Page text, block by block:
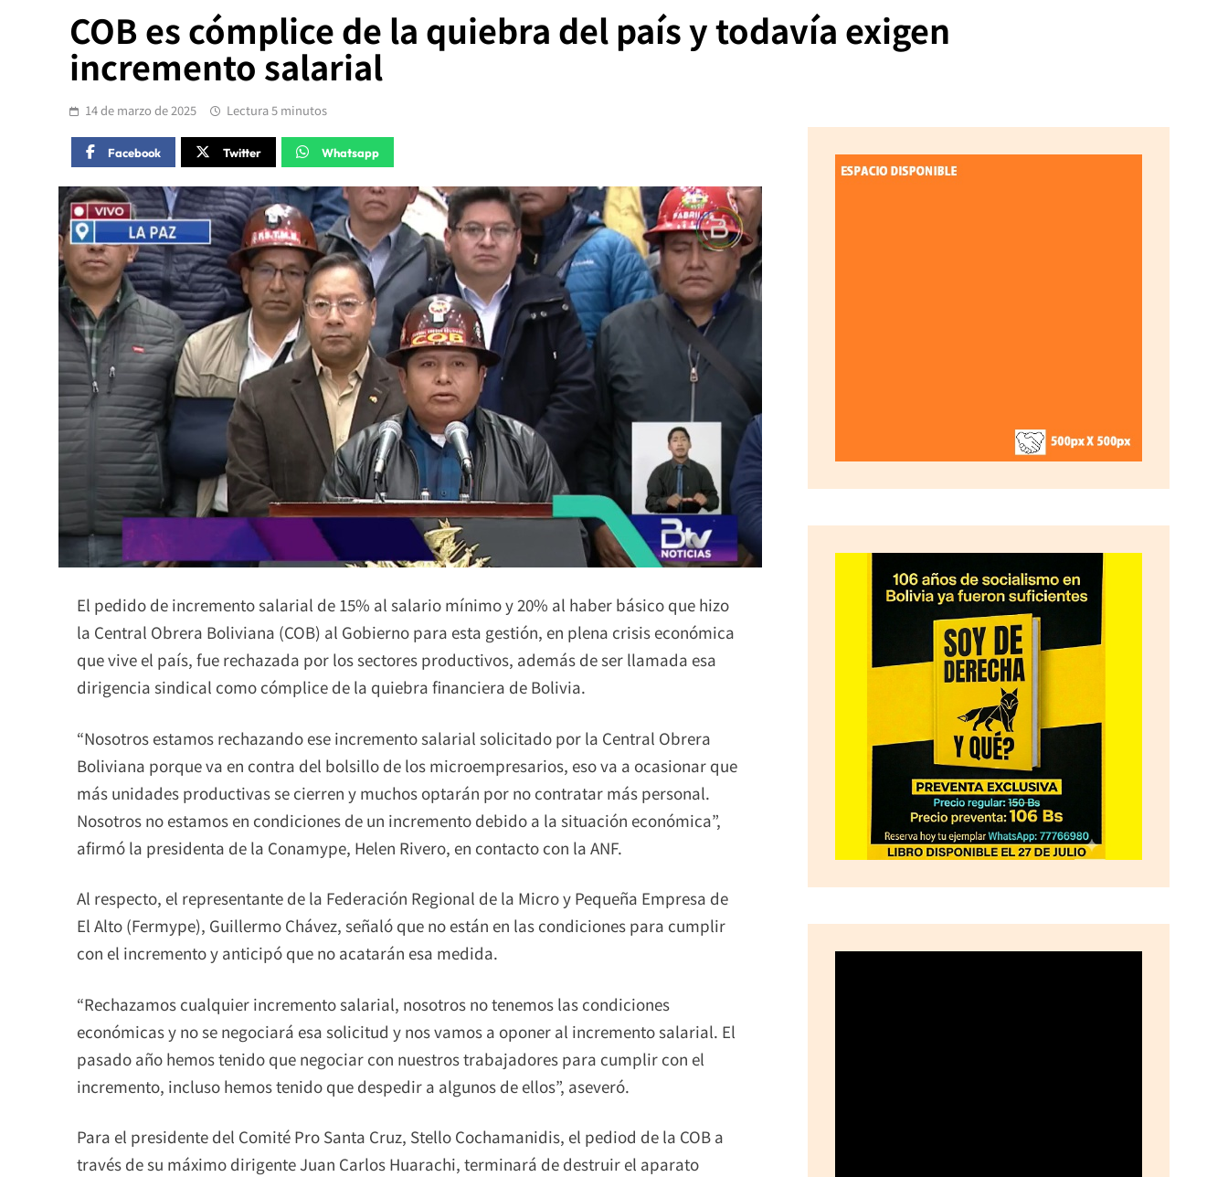
COB es cómplice de la quiebra del país y todavía exigen
incremento salarial
14 de marzo de 2025 Lectura 5 minutos
Facebook Twitter Whatsapp
El pedido de incremento salarial de 15% al salario mínimo y 20% al haber básico que hizo
la Central Obrera Boliviana (COB) al Gobierno para esta gestión, en plena crisis económica
que vive el país, fue rechazada por los sectores productivos, además de ser llamada esa
dirigencia sindical como cómplice de la quiebra financiera de Bolivia.
“Nosotros estamos rechazando ese incremento salarial solicitado por la Central Obrera
Boliviana porque va en contra del bolsillo de los microempresarios, eso va a ocasionar que
más unidades productivas se cierren y muchos optarán por no contratar más personal.
Nosotros no estamos en condiciones de un incremento debido a la situación económica”,
afirmó la presidenta de la Conamype, Helen Rivero, en contacto con la ANF.
Al respecto, el representante de la Federación Regional de la Micro y Pequeña Empresa de
El Alto (Fermype), Guillermo Chávez, señaló que no están en las condiciones para cumplir
con el incremento y anticipó que no acatarán esa medida.
“Rechazamos cualquier incremento salarial, nosotros no tenemos las condiciones
económicas y no se negociará esa solicitud y nos vamos a oponer al incremento salarial. El
pasado año hemos tenido que negociar con nuestros trabajadores para cumplir con el
incremento, incluso hemos tenido que despedir a algunos de ellos”, aseveró.
Para el presidente del Comité Pro Santa Cruz, Stello Cochamanidis, el pediod de la COB a
través de su máximo dirigente Juan Carlos Huarachi, terminará de destruir el aparato